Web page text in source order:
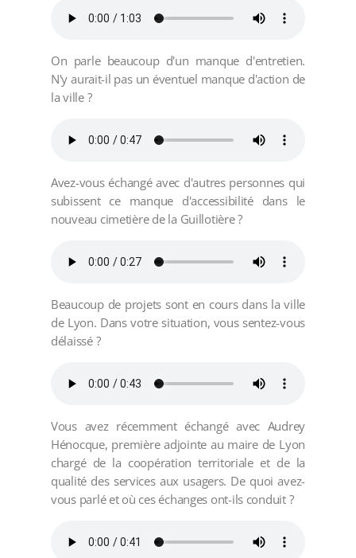
On parle beaucoup d'un manque d'entretien.
N'y aurait-il pas un éventuel manque d'action de
la ville ?
Avez-vous échangé avec d'autres personnes qui
subissent ce manque d'accessibilité dans le
nouveau cimetière de la Guillotière ?
Beaucoup de projets sont en cours dans la ville
de Lyon. Dans votre situation, vous sentez-vous
délaissé ?
Vous avez récemment échangé avec Audrey
Hénocque, première adjointe au maire de Lyon
chargé de la coopération territoriale et de la
qualité des services aux usagers. De quoi avez-
vous parlé et où ces échanges ont-ils conduit ?